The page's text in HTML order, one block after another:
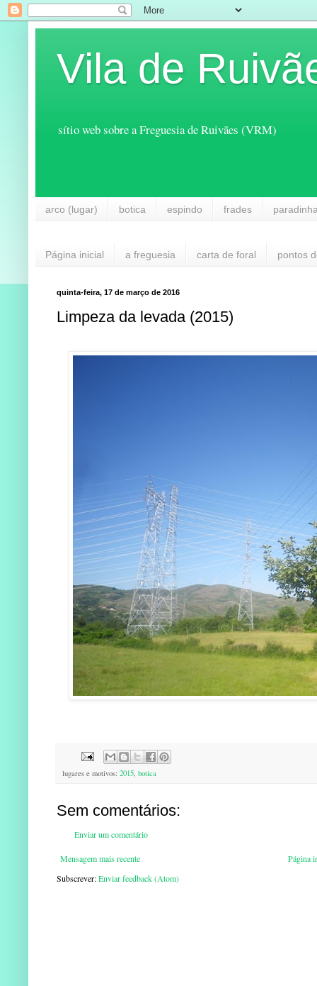
Vila de
sítio web sobre a Freguesia de Ruivães (VRM)
arco (lugar) botica espindo frades
Página inicial a freguesia carta de foral pontos
quinta-feira, 17 de março de 2016
Limpeza da levada (2015)
lugares e motivos: 2015, botica
Sem comentários:
Enviar um comentário
Mensagem mais recente
Página
Subscrever:Enviar feedback (Atom)